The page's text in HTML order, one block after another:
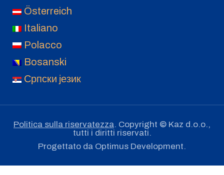
Österreich
Italiano
Polacco
Bosanski
Српски језик
Politica sulla riservatezza. Copyright © Kaz d.o.o.,
tutti i diritti riservati.
Progettato da Optimus Development.